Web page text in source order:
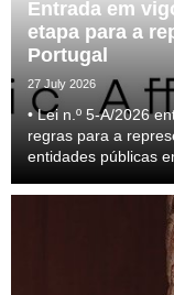
Entrada em
etapa para a
Portugal
27 July 2026
• Lei n.º 5-A/2026
regras para a
entidades públicas
do setor e para a